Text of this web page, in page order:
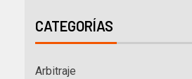
CATEGORÍAS
Arbitraje